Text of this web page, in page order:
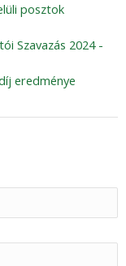
posztok
Szavazás 2024 -
eredménye